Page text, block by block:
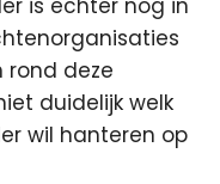
is echter nog in
rond deze
duidelijk welk
wil hanteren op